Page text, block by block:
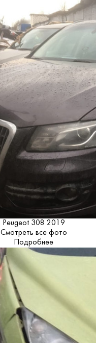
Peugeot 308 2019
Смотреть все фото
Подробнее